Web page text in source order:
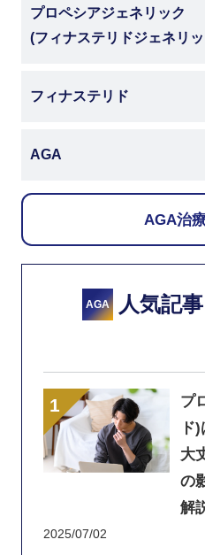
プロペシアジェネリック
(フィナステリドジェネリ
フィナステリド
AGA
AGA治
AGA 人気記
プ
ド
大
の
解
2025/07/02